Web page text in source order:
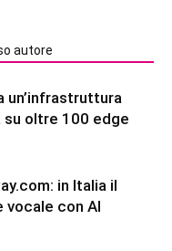
autore
un’infrastruttura
su oltre 100 edge
in Italia il
vocale con AI